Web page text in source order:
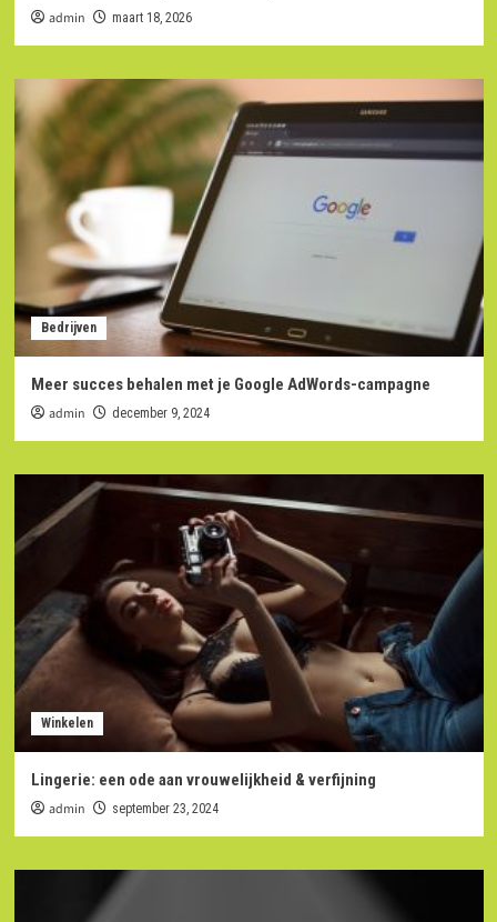
admin maart 18, 2026
Bedrijven
Meer succes behalen met je Google AdWords-campagne
admin december 9, 2024
Winkelen
Lingerie: een ode aan vrouwelijkheid & verfijning
admin september 23, 2024